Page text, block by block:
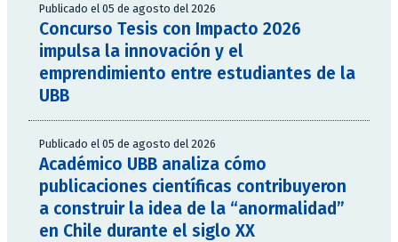
Publicado el 05 de agosto del 2026
Concurso Tesis con Impacto 2026
impulsa la innovación y el
emprendimiento entre estudiantes de la
UBB
Publicado el 05 de agosto del 2026
Académico UBB analiza cómo
publicaciones científicas contribuyeron
a construir la idea de la “anormalidad”
en Chile durante el siglo XX